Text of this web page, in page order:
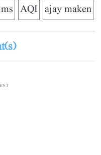
ajay maken
AQI